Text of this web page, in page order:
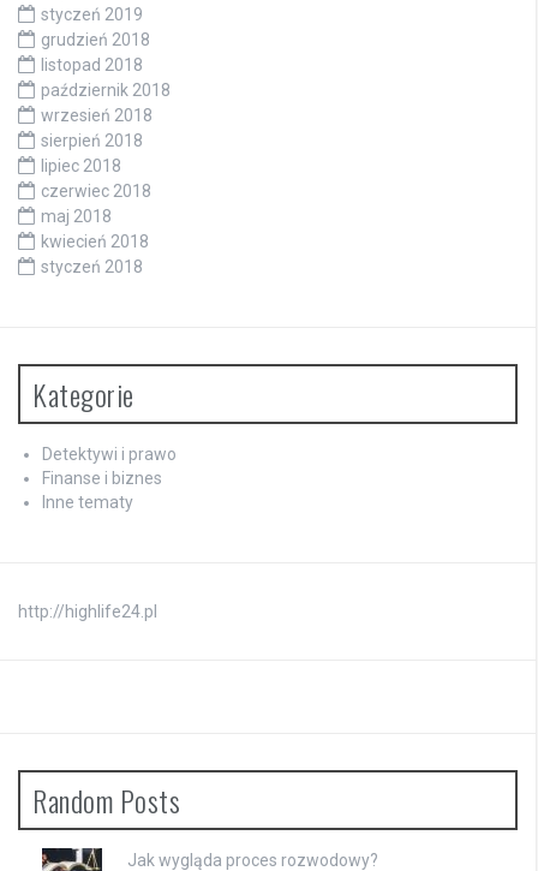
styczeń 2019
grudzień 2018
listopad 2018
październik 2018
wrzesień 2018
sierpień 2018
lipiec 2018
czerwiec 2018
maj 2018
kwiecień 2018
styczeń 2018
Kategorie
Detektywi i prawo
Finanse i biznes
Inne tematy
http://highlife24.pl
Random Posts
Jak wygląda proces rozwodowy?